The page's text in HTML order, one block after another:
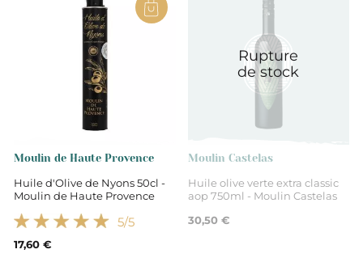
Moulin de Haute Provence
Huile d'Olive de Nyons 50cl -
Moulin de Haute Provence
5/5
17,60 €
Rupture
de stock
Moulin Castelas
Huile olive verte extra classic
aop 750ml - Moulin Castelas
30,50 €